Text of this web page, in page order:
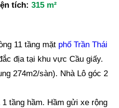
tích:315 m²
11 tầng mặt phố Trần Thái
địa tại khu vực Cầu giấy.
274m2/sàn). Nhà Lô góc 2
tầng hầm. Hầm gửi xe rộng